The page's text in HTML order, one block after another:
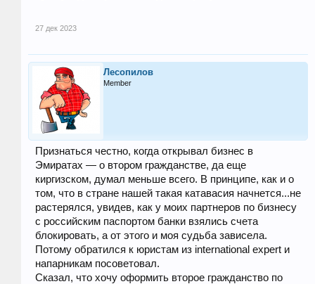
27 дек 2023
Лесопилов
Member
Признаться честно, когда открывал бизнес в
Эмиратах — о втором гражданстве, да еще
киргизском, думал меньше всего. В принципе, как и о
том, что в стране нашей такая катавасия начнется...не
растерялся, увидев, как у моих партнеров по бизнесу
с российским паспортом банки взялись счета
блокировать, а от этого и моя судьба зависела.
Потому обратился к юристам из international expert и
напарникам посоветовал.
Сказал, что хочу оформить второе гражданство по